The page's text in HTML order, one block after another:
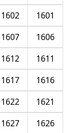
1601
1602
1606
1607
1611
1612
1616
1617
1621
1622
1626
1627